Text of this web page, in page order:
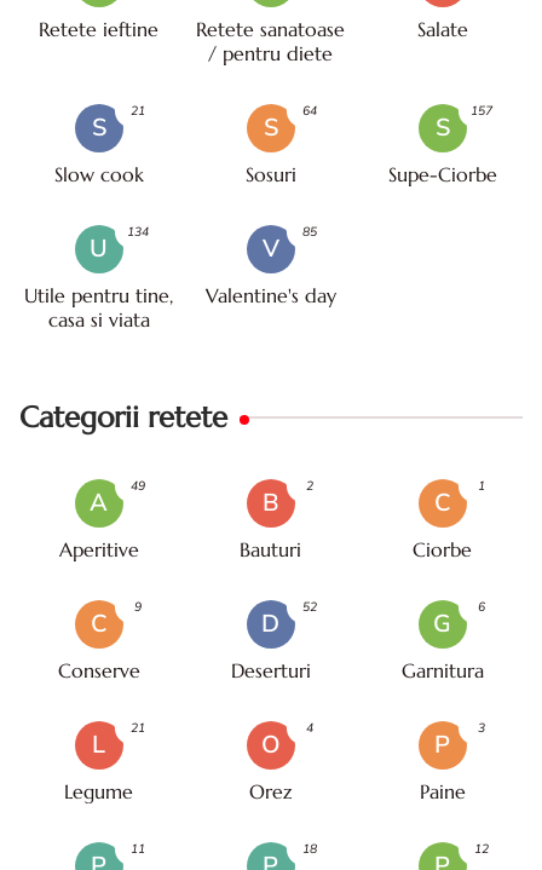
Retete ieftine
Retete sanatoase
/ pentru diete
Salate
S
Slow cook
21
S
Sosuri
64
S
Supe-Ciorbe
157
U
Utile pentru tine,
casa si viata
134
V
Valentine's day
85
Categorii retete
A
Aperitive
49
B
Bauturi
2
C
Ciorbe
1
C
Conserve
9
D
Deserturi
52
G
Garnitura
6
L
Legume
21
O
Orez
4
P
Paine
3
11 18 12